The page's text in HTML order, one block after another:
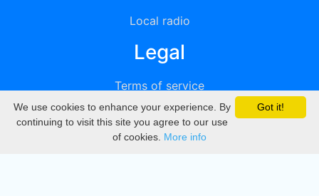
Local radio
Legal
Terms of service
Privacy
DMCA
Got it!
We use cookies to enhance your experience. By
continuing to visit this site you agree to our use
of cookies. More info